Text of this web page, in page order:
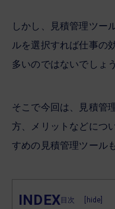
しかし、見積管理ツー
ルを選択すれば仕事の
多いのではないでしょ
そこで今回は、見積管
方、メリットなどにつ
すめの見積管理ツール
INDEX hide